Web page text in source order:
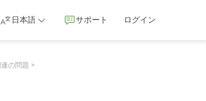
日本語 サポート ログイン
の問題